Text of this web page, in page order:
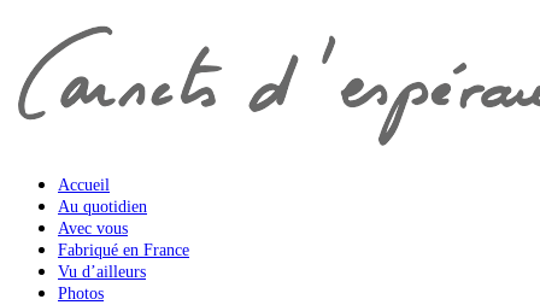
Accueil
Au quotidien
Avec vous
Fabriqué en France
Vu d’ailleurs
Photos